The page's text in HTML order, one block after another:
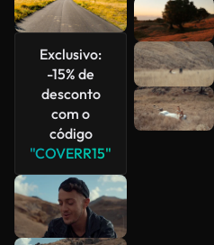
Exclusivo:
-15% de
desconto
com o
código
"COVERR15"